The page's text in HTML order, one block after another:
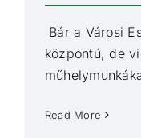
Bár a Városi
központú, de
Read More